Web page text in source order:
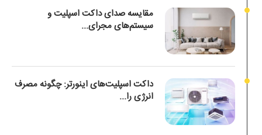
مقایسه صدای داکت اسپلیت و
سیستم‌های مجرای...
داکت اسپلیت‌های اینورتر: چگونه مصرف
انرژی را...